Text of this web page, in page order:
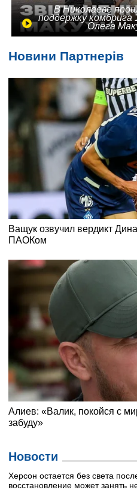
В Николаеве
поддержку комбрига
Олега
Новости
Херсон остается без света
восстановление может занять